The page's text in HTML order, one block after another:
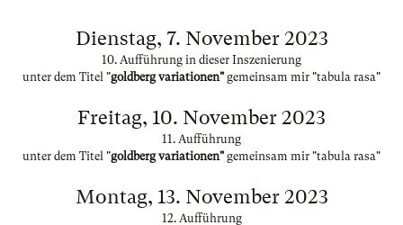
Dienstag, 7. November 2023
10. Aufführung in dieser Inszenierung
unter dem Titel "goldberg variationen" gemeinsam mir "tabula rasa"
Freitag, 10. November 2023
11. Aufführung
unter dem Titel "goldberg variationen" gemeinsam mir "tabula rasa"
Montag, 13. November 2023
12. Aufführung